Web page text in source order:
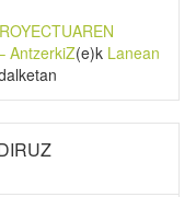
AntzerkiZ(e)k Lanean